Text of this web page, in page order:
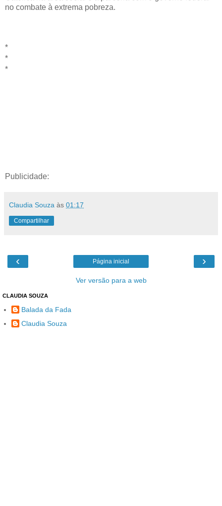
no combate à extrema pobreza.
*
*
*
Publicidade:
Claudia Souza às 01:17
Compartilhar
‹ ›
Página inicial
Ver versão para a web
CLAUDIA SOUZA
Balada da Fada
Claudia Souza